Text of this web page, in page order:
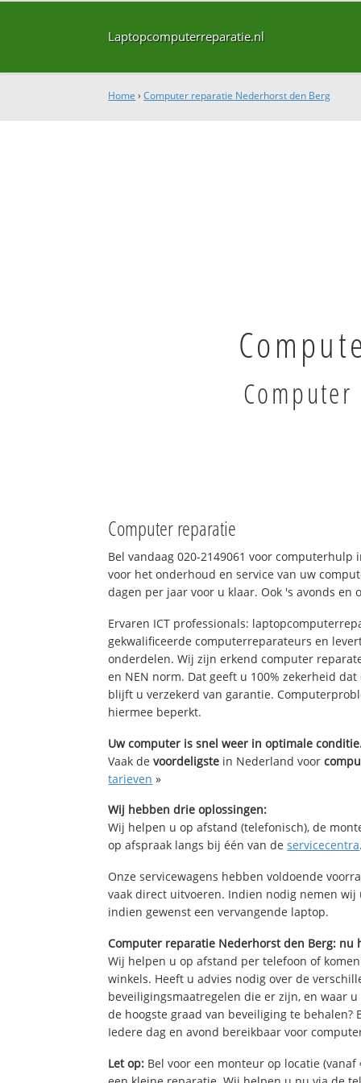
Laptopcomputerreparatie.nl
Home ›Computer reparatie Nederhorst den Berg
Computer reparatie
Bel vandaag 020-2149061 voor computerhulp
voor het onderhoud en service van uw
dagen per jaar voor u klaar. Ook 's avonds en
Ervaren ICT professionals:
gekwalificeerde computerreparateurs en
onderdelen. Wij zijn erkend computer
en NEN norm. Dat geeft u 100% zekerheid
blijft u verzekerd van garantie.
hiermee beperkt.
Uw computer is snel weer in optimale
Vaak devoordeligste in Nederland voor
tarieven »
Wij hebben drie oplossingen:
Wij helpen u op afstand (telefonisch), de
op afspraak langs bij één van deservicecentra.
Onze servicewagens hebben voldoende
vaak direct uitvoeren. Indien nodig nemen
indien gewenst een vervangende laptop.
Computer reparatie Nederhorst den Berg: nu
Wij helpen u op afstand per telefoon of
winkels. Heeft u advies nodig over de
beveiligingsmaatregelen die er zijn, en waar
de hoogste graad van beveiliging te behalen?
Iedere dag en avond bereikbaar voor
Let op: Bel voor een monteur op locatie